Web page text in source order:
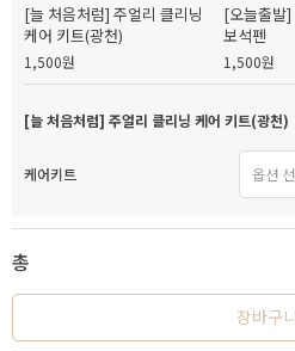
[늘 처음처럼] 주얼리 클리닝
케어 키트(광천)
1,500원
[오늘출발]
보석펜
1,500원
[늘 처음처럼] 주얼리 클리닝 케어 키트(광천)
케어키트
총
장바구니